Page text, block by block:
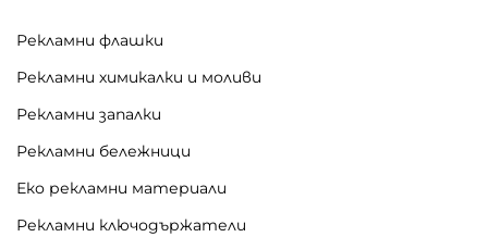
Рекламни флашки
Рекламни химикалки и моливи
Рекламни запалки
Рекламни бележници
Еко рекламни материали
Рекламни ключодържатели